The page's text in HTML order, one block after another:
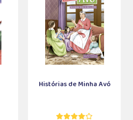
Histórias de Minha Avó